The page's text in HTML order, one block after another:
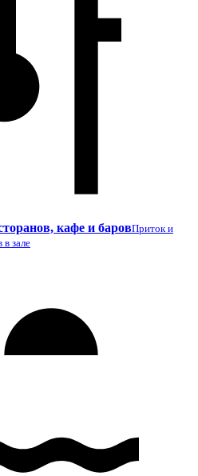
кафе и баровПриток и
в зале